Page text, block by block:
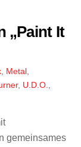
„Paint It
, Metal,
, U.D.O.,
gemeinsames